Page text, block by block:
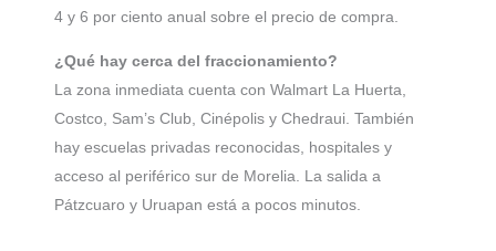
4 y 6 por ciento anual sobre el precio de compra.
¿Qué hay cerca del fraccionamiento?
La zona inmediata cuenta con Walmart La Huerta,
Costco, Sam’s Club, Cinépolis y Chedraui. También
hay escuelas privadas reconocidas, hospitales y
acceso al periférico sur de Morelia. La salida a
Pátzcuaro y Uruapan está a pocos minutos.